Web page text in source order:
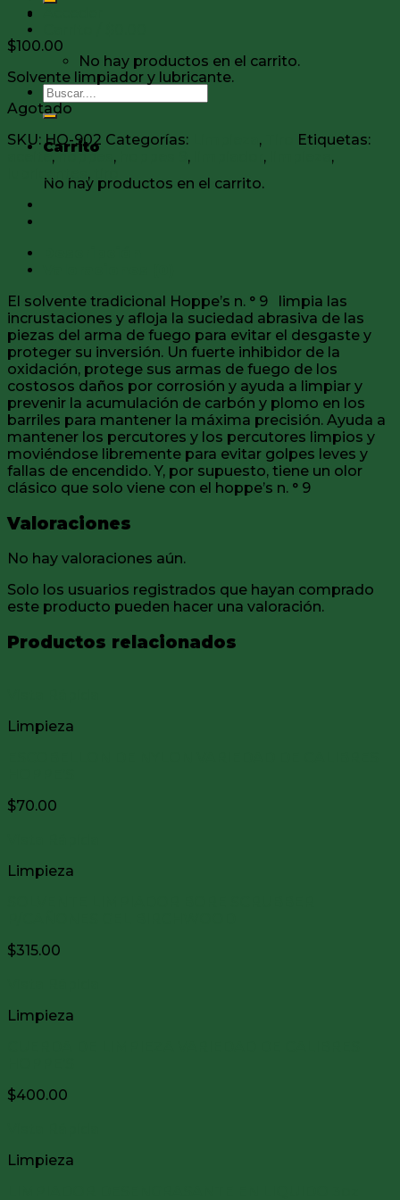
No hay productos en el carrito.
Buscar
por:
Carrito
No hay productos en el carrito.
$100.00
Solvente limpiador y lubricante.
Agotado
SKU: HO-902 Categorías: ,
Etiquetas:
aceite,hoppes , , ,
,
lubricantes ,
El solvente tradicional Hoppe’s n. ° 9 limpia las
incrustaciones y afloja la suciedad abrasiva de las
piezas del arma de fuego para evitar el desgaste y
proteger su inversión. Un fuerte inhibidor de la
oxidación, protege sus armas de fuego de los
costosos daños por corrosión y ayuda a limpiar y
prevenir la acumulación de carbón y plomo en los
barriles para mantener la máxima precisión. Ayuda a
mantener los percutores y los percutores limpios y
moviéndose libremente para evitar golpes leves y
fallas de encendido. Y, por supuesto, tiene un olor
clásico que solo viene con el hoppe’s n. ° 9
Valoraciones
No hay valoraciones aún.
Solo los usuarios registrados que hayan comprado
este producto pueden hacer una valoración.
Productos relacionados
Limpieza
$70.00
Limpieza
$315.00
Limpieza
$400.00
Limpieza